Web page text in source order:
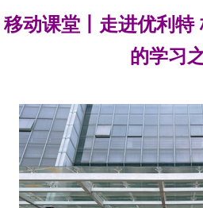
移动课堂丨走进优利特
的学习